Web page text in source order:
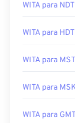
WITA para NDT
WITA para HDT
WITA para MST
WITA para
WITA para